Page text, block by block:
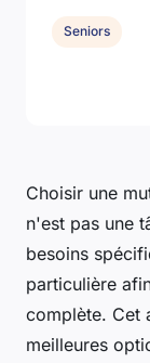
Choisir une
n'est pas une
besoins
particulière
complète. Cet
meilleures
Seniors